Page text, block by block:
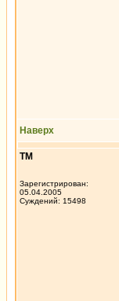
Наверх
ТМ
Зарегистрирован:
05.04.2005
Суждений: 15498